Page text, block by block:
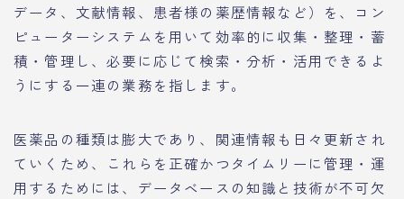
データ、文献情報、患者様の薬歴情報など）を、コン
ピューターシステムを用いて効率的に収集・整理・蓄
積・管理し、必要に応じて検索・分析・活用できるよ
うにする一連の業務を指します。
医薬品の種類は膨大であり、関連情報も日々更新され
ていくため、これらを正確かつタイムリーに管理・運
用するためには、データベースの知識と技術が不可欠